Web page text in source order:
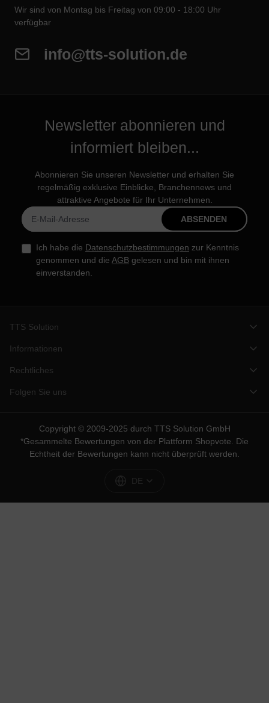
Wir sind von Montag bis Freitag von 09:00 - 18:00 Uhr
verfügbar
info@tts-solution.de
Newsletter abonnieren und
informiert bleiben...
Abonnieren Sie unseren Newsletter und erhalten Sie
regelmäßig exklusive Einblicke, Branchennews und
attraktive Angebote für Ihr Unternehmen.
ABSENDEN
Ich habe die Datenschutzbestimmungen zur Kenntnis
genommen und die AGB gelesen und bin mit ihnen
einverstanden.
TTS Solution
Informationen
Rechtliches
Folgen Sie uns
Copyright © 2009-2025 durch TTS Solution GmbH
*Gesammelte Bewertungen von der Plattform Shopvote . Die
Echtheit der Bewertungen kann nicht überprüft werden.
DE